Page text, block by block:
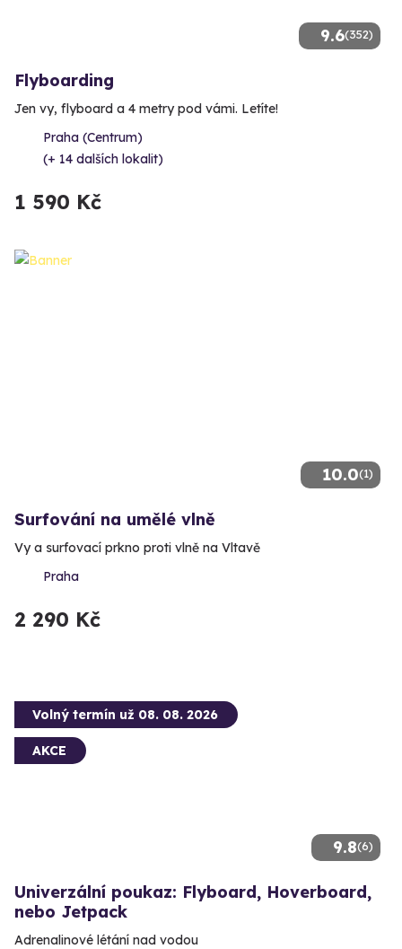
9.6(352)
Flyboarding
Jen vy, flyboard a 4 metry pod vámi. Letíte!
Praha (Centrum)
(+ 14 dalších lokalit)
1 590 Kč
10.0(1)
Surfování na umělé vlně
Vy a surfovací prkno proti vlně na Vltavě
Praha
2 290 Kč
9.8(6)
Volný termín už 08. 08. 2026
AKCE
Univerzální poukaz: Flyboard, Hoverboard,
nebo Jetpack
Adrenalinové létání nad vodou